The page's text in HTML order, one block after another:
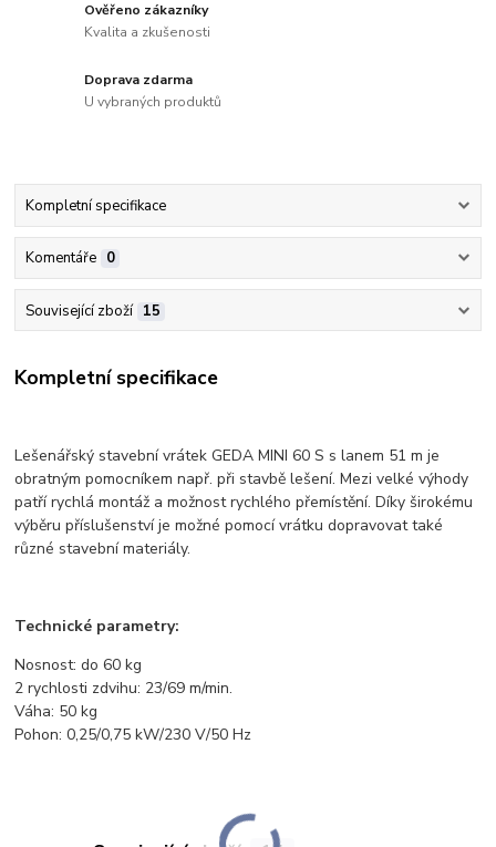
Ověřeno zákazníky
Kvalita a zkušenosti
Doprava zdarma
U vybraných produktů
Kompletní specifikace
Komentáře 0
Související zboží 15
Kompletní specifikace
Lešenářský stavební vrátek GEDA MINI 60 S s lanem 51 m je
obratným pomocníkem např. při stavbě lešení. Mezi velké výhody
patří rychlá montáž a možnost rychlého přemístění. Díky širokému
výběru příslušenství je možné pomocí vrátku dopravovat také
různé stavební materiály.
Technické parametry:
Nosnost: do 60 kg
2 rychlosti zdvihu: 23/69 m/min.
Váha: 50 kg
Pohon: 0,25/0,75 kW/230 V/50 Hz